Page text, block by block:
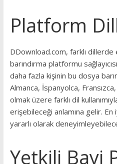
Platform
DDownload.com, farklı
barındırma platformu
daha fazla kişinin bu dosya
Almanca, İspanyolca,
olmak üzere farklı dil
erişebileceği anlamına gelir. En
yararlı olarak
Yetkili Bayi